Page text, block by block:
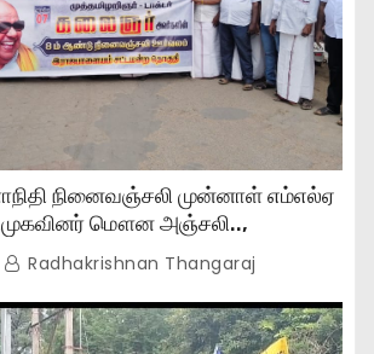
நினைவஞ்சலி முன்னாள் எம்எல்ஏ
மௌன அஞ்சலி..,
Radhakrishnan Thangaraj